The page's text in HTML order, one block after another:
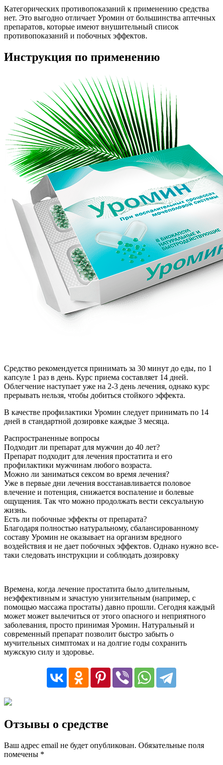
Категорических противопоказаний к применению средства
нет. Это выгодно отличает Уромин от большинства аптечных
препаратов, которые имеют внушительный список
противопоказаний и побочных эффектов.
Инструкция по применению
Средство рекомендуется принимать за 30 минут до еды, по 1
капсуле 1 раз в день. Курс приема составляет 14 дней.
Облегчение наступает уже на 2-3 день лечения, однако курс
прерывать нельзя, чтобы добиться стойкого эффекта.
В качестве профилактики Уромин следует принимать по 14
дней в стандартной дозировке каждые 3 месяца.
Распространенные вопросы
Подходит ли препарат для мужчин до 40 лет?
Препарат подходит для лечения простатита и его
профилактики мужчинам любого возраста.
Можно ли заниматься сексом во время лечения?
Уже в первые дни лечения восстанавливается половое
влечение и потенция, снижается воспаление и болевые
ощущения. Так что можно продолжать вести сексуальную
жизнь.
Есть ли побочные эффекты от препарата?
Благодаря полностью натуральному, сбалансированному
составу Уромин не оказывает на организм вредного
воздействия и не дает побочных эффектов. Однако нужно все-
таки следовать инструкции и соблюдать дозировку
Времена, когда лечение простатита было длительным,
неэффективным и зачастую унизительным (например, с
помощью массажа простаты) давно прошли. Сегодня каждый
может может вылечиться от этого опасного и неприятного
заболевания, просто принимая Уромин. Натуральный и
современный препарат позволит быстро забыть о
мучительных симптомах и на долгие годы сохранить
мужскую силу и здоровье.
Отзывы о средстве
Ваш адрес email не будет опубликован. Обязательные поля
помечены *